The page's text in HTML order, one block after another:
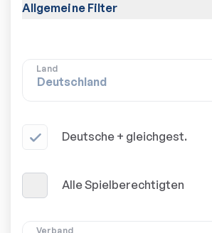
Allgemeine Filter
Land
Deutsche + gleichgest.
Alle Spielberechtigten
Verband